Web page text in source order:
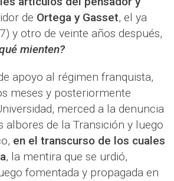
de Ortega y Gasset, el ya
y otro de veinte años después,
mienten?
apoyo al régimen franquista,
meses y posteriormente
merced a la denuncia
albores de la Transición y luego
en el transcurso de los cuales
, la mentira que se urdió,
fomentada y propagada en